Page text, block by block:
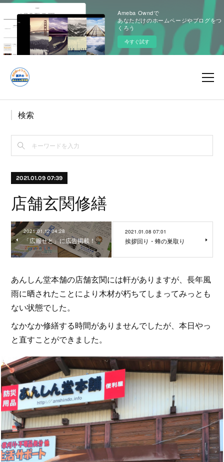
Ameba Owndで
あなただけのホームページやブログをつ
くろう
今すぐ試す
検索
2021.01.09 07:39
店舗玄関修繕
2021.01.12 04:28
「広報せと」に広告掲載！
2021.01.08 07:01
挨拶回り・蜂の巣取り
あんしん堂本舗の店舗玄関には軒がありますが、長年風
雨に晒されたことにより木材が朽ちてしまってみっとも
ない状態でした。
なかなか修繕する時間がありませんでしたが、本日やっ
と直すことができました。